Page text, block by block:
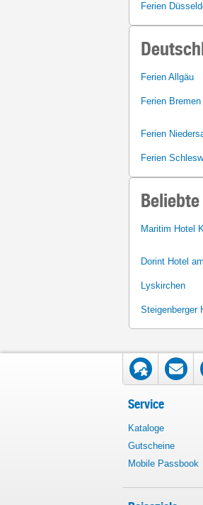
Ferien
Ferien Allgäu
Ferien
Ferien
Ferien
Maritim Hotel
Dorint Hotel
Lyskirchen
Steigenberger
Service
Kataloge
Gutscheine
Mobile Passbook